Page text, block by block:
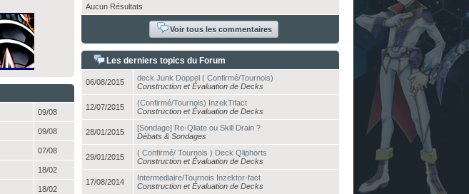
09/08
09/08
07/08
18/02
18/02
Aucun Résultats
Voir tous les commentaires
Les derniers topics du Forum
06/08/2015
deck Junk Doppel ( Confirmé/Tournois)
Construction et Évaluation de Decks
12/07/2015
(Confirmé/Tournois) InzekTifact
Construction et Évaluation de Decks
28/01/2015
[Sondage] Re-Qliate ou Skill Drain ?
Débats & Sondages
29/01/2015
( Confirmé/ Tournois ) Deck Qliphorts
Construction et Évaluation de Decks
17/08/2014
Intermediaire/Tournois Inzektor-fact
Construction et Évaluation de Decks